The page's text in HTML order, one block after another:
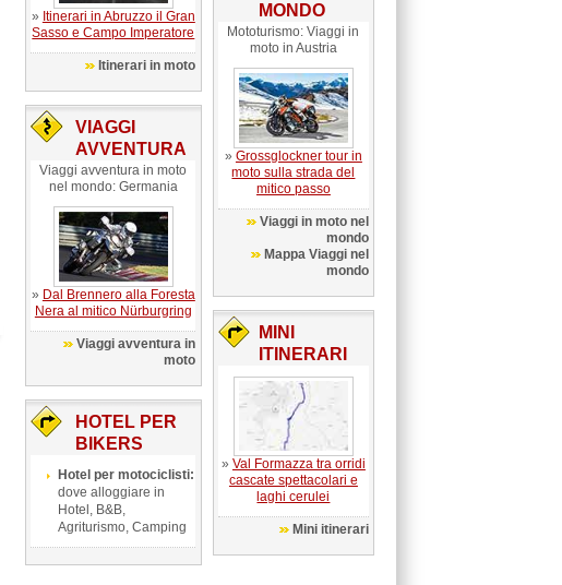
» Itinerari in Abruzzo il Gran
Sasso e Campo Imperatore
Itinerari in moto
VIAGGI
AVVENTURA
Viaggi avventura in moto
nel mondo: Germania
» Dal Brennero alla Foresta
Nera al mitico Nürburgring
Viaggi avventura in
moto
HOTEL PER
BIKERS
Hotel per motociclisti:
dove alloggiare in
Hotel, B&B,
Agriturismo, Camping
MONDO
Mototurismo: Viaggi in
moto in Austria
» Grossglockner tour in
moto sulla strada del
mitico passo
Viaggi in moto nel
mondo
Mappa Viaggi nel
mondo
MINI
ITINERARI
» Val Formazza tra orridi
cascate spettacolari e
laghi cerulei
Mini itinerari